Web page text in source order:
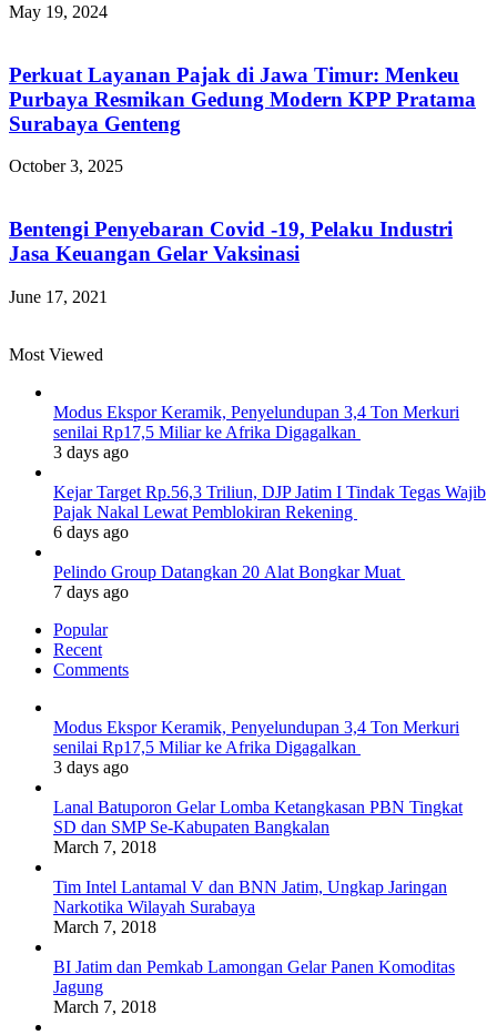
May 19, 2024
Perkuat Layanan Pajak di Jawa Timur: Menkeu
Purbaya Resmikan Gedung Modern KPP Pratama
Surabaya Genteng
October 3, 2025
Bentengi Penyebaran Covid -19, Pelaku Industri
Jasa Keuangan Gelar Vaksinasi
June 17, 2021
Most Viewed
Modus Ekspor Keramik, Penyelundupan 3,4 Ton Merkuri
senilai Rp17,5 Miliar ke Afrika Digagalkan
3 days ago
Kejar Target Rp.56,3 Triliun, DJP Jatim I Tindak Tegas Wajib
Pajak Nakal Lewat Pemblokiran Rekening
6 days ago
Pelindo Group Datangkan 20 Alat Bongkar Muat
7 days ago
Popular
Recent
Comments
Modus Ekspor Keramik, Penyelundupan 3,4 Ton Merkuri
senilai Rp17,5 Miliar ke Afrika Digagalkan
3 days ago
Lanal Batuporon Gelar Lomba Ketangkasan PBN Tingkat
SD dan SMP Se-Kabupaten Bangkalan
March 7, 2018
Tim Intel Lantamal V dan BNN Jatim, Ungkap Jaringan
Narkotika Wilayah Surabaya
March 7, 2018
BI Jatim dan Pemkab Lamongan Gelar Panen Komoditas
Jagung
March 7, 2018